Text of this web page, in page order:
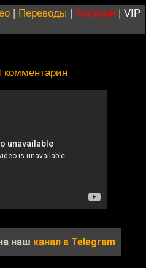
| Переводы | Магазин | VIP
комментария
наш канал в Telegram